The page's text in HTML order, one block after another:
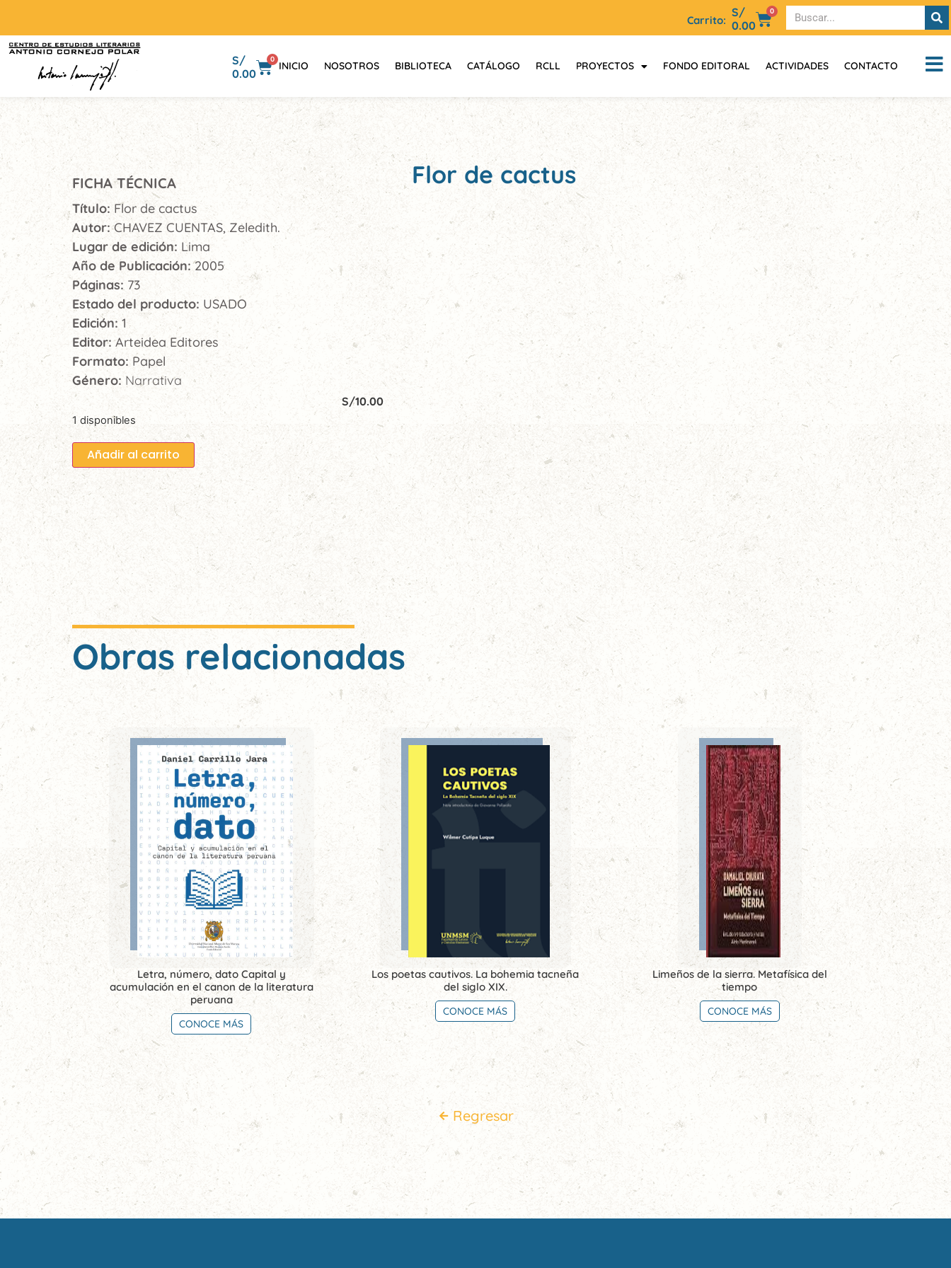
Carrito:
S/
0.00
0
S/
0.00
0
INICIO NOSOTROS BIBLIOTECA CATÁLOGO RCLL PROYECTOS FONDO EDITORAL ACTIVIDADES CONTACTO
FICHA TÉCNICA
Título: Flor de cactus
Autor:CHAVEZ CUENTAS, Zeledith.
Lugar de edición: Lima
Año de Publicación:2005
Páginas: 73
Estado del producto: USADO
Edición: 1
Editor:Arteidea Editores
Formato: Papel
Género: Narrativa
S/10.00
1 disponibles
Añadir al carrito
Flor de cactus
Obras relacionadas
Letra, número, dato Capital y
acumulación en el canon de la literatura
peruana
CONOCE MÁS
Los poetas cautivos. La bohemia tacneña
del siglo XIX.
CONOCE MÁS
Limeños de la sierra. Metafísica del
tiempo
CONOCE MÁS
Regresar